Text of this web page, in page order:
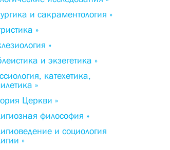
и сакраментология »
»
»
и экзегетика »
катехетика,
»
Церкви »
философия »
и социология
»